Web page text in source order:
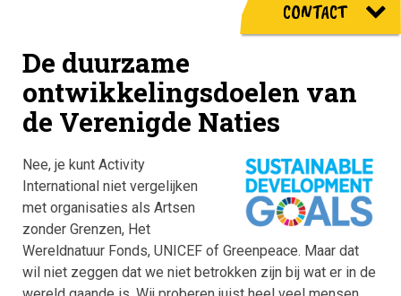
CONTACT
De duurzame
ontwikkelingsdoelen van
de Verenigde Naties
Nee, je kunt Activity
International niet vergelijken
met organisaties als Artsen
zonder Grenzen, Het
Wereldnatuur Fonds, UNICEF of Greenpeace. Maar dat
wil niet zeggen dat we niet betrokken zijn bij wat er in de